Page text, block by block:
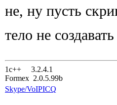
не, ну пусть
тело не
1с++ 3.2.4.1
Formex 2.0.5.99b
Skype/VoIPICQ